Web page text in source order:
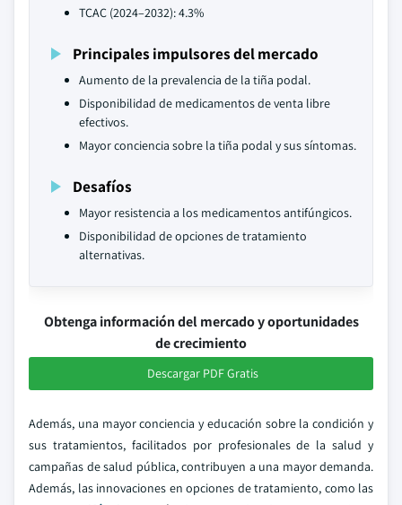
TCAC (2024–2032): 4.3%
Principales impulsores del mercado
Aumento de la prevalencia de la tiña podal.
Disponibilidad de medicamentos de venta libre
efectivos.
Mayor conciencia sobre la tiña podal y sus síntomas.
Desafíos
Mayor resistencia a los medicamentos antifúngicos.
Disponibilidad de opciones de tratamiento
alternativas.
Obtenga información del mercado y oportunidades
de crecimiento
Descargar PDF Gratis
Además, una mayor conciencia y educación sobre la condición y
sus tratamientos, facilitados por profesionales de la salud y
campañas de salud pública, contribuyen a una mayor demanda.
Además, las innovaciones en opciones de tratamiento, como las